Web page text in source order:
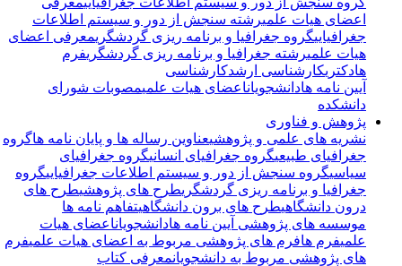
اعضای هیات علمیرشته سنجش از دور و سیستم اطلاعات
جغرافیاییگروه جغرافیا و برنامه ریزی گردشگریمعرفی اعضای
هیات علمیرشته جغرافیا و برنامه ریزی گردشگریفرم
هادکتریکارشناسی ارشدکارشناسی
آیین نامه هادانشجویاناعضای هیات علمیمصوبات شورای
دانشکده
پژوهش و فناوری
نشریه های علمی و پژوهشیعناوین رساله ها و پایان نامه هاگروه
جغرافیای طبیعیگروه جغرافیای انسانیگروه جغرافیای
سیاسیگروه سنجش از دور و سیستم اطلاعات جغرافیاییگروه
جغرافیا و برنامه ریزی گردشگریطرح های پژوهشیطرح های
درون دانشگاهیطرح های برون دانشگاهیتفاهم نامه ها
موسسه های پژوهشی آیین نامه هادانشجویاناعضای هیات
علمیفرم هافرم های پژوهشی مربوط به اعضای هیات علمیفرم
های پژوهشی مربوط به دانشجویانمعرفی کتاب